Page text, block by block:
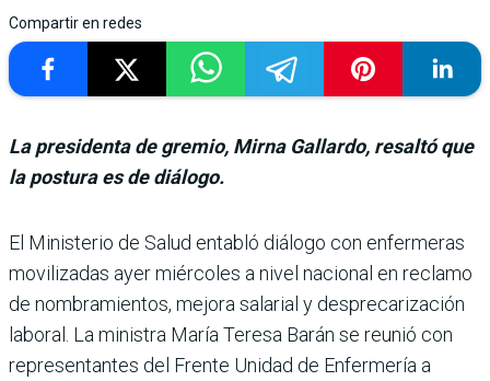
Compartir en redes
La presidenta de gremio, Mirna Gallardo, resaltó que
la postura es de diálogo.
El Ministerio de Salud entabló diálogo con enfermeras
movili­zadas ayer miércoles a nivel nacional en reclamo
de nom­bramientos, mejora salarial y desprecarización
laboral. La ministra María Teresa Barán se reunió con
representantes del Frente Unidad de Enfer­mería a